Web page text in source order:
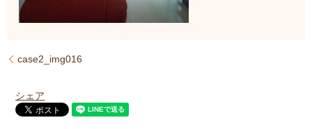
case2_img016
シェア